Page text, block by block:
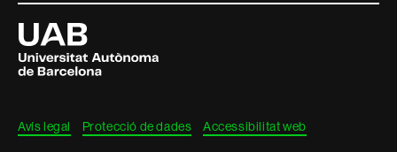
Universitat
Autònoma
de
Barcelona
Avís legal Protecció de dades Accessibilitat web